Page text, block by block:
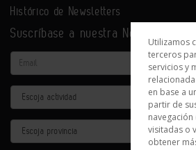
Histórico de Newsletters
Suscríbase a nuestra Newsletter
Email
Actividad
Provincia
Utilizamos
terceros
servicios y
en base a
partir de
visitadas o
obtener